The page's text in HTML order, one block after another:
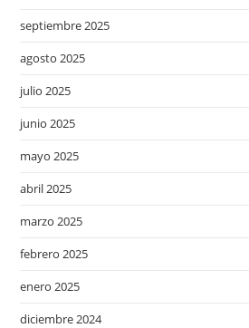
septiembre 2025
agosto 2025
julio 2025
junio 2025
mayo 2025
abril 2025
marzo 2025
febrero 2025
enero 2025
diciembre 2024